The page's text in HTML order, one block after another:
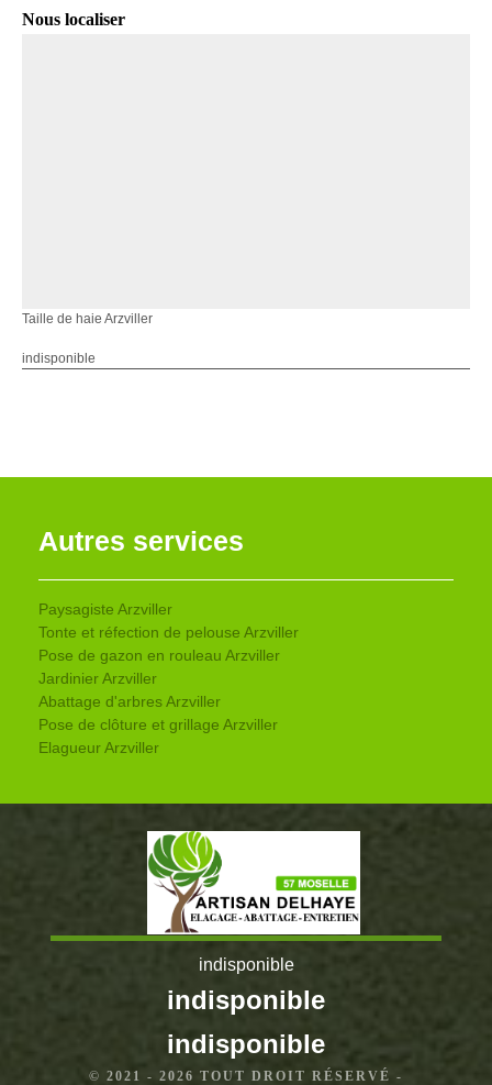
Nous localiser
Taille de haie Arzviller
indisponible
Autres services
Paysagiste Arzviller
Tonte et réfection de pelouse Arzviller
Pose de gazon en rouleau Arzviller
Jardinier Arzviller
Abattage d'arbres Arzviller
Pose de clôture et grillage Arzviller
Elagueur Arzviller
indisponible
indisponible
indisponible
© 2021 - 2026 TOUT DROIT RÉSERVÉ -